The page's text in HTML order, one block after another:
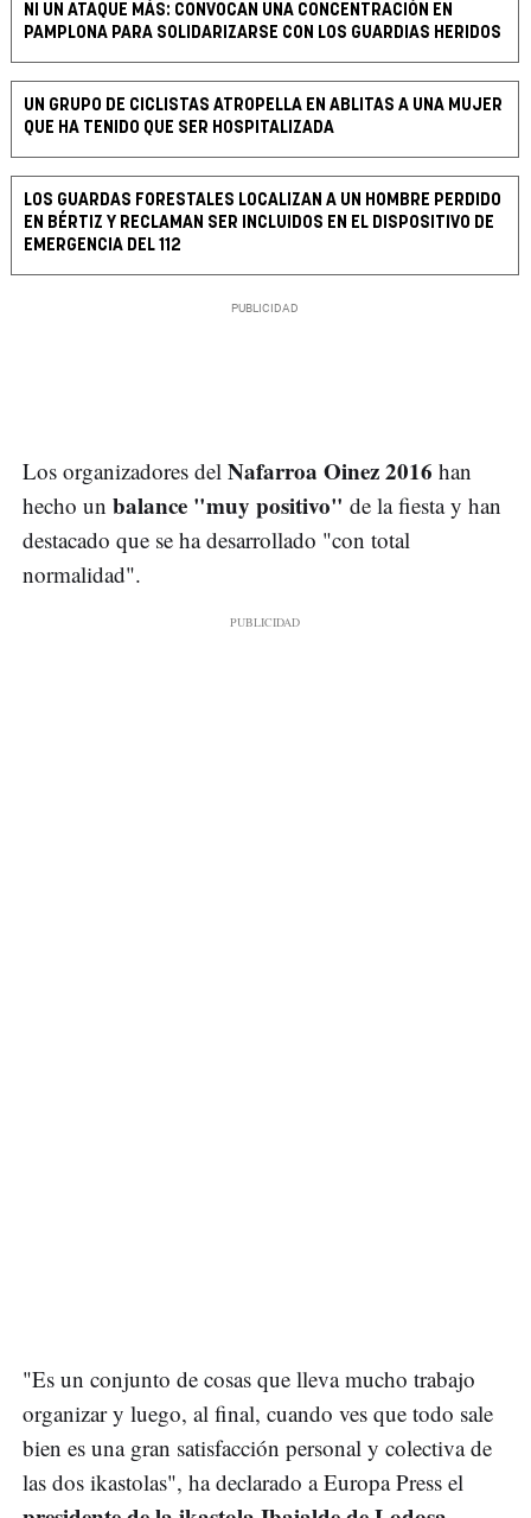
NI UN ATAQUE MÁS: CONVOCAN UNA CONCENTRACIÓN EN
PAMPLONA PARA SOLIDARIZARSE CON LOS GUARDIAS HERIDOS
UN GRUPO DE CICLISTAS ATROPELLA EN ABLITAS A UNA MUJER
QUE HA TENIDO QUE SER HOSPITALIZADA
LOS GUARDAS FORESTALES LOCALIZAN A UN HOMBRE PERDIDO
EN BÉRTIZ Y RECLAMAN SER INCLUIDOS EN EL DISPOSITIVO DE
EMERGENCIA DEL 112
Los organizadores del Nafarroa Oinez 2016 han
hecho un balance "muy positivo" de la fiesta y han
destacado que se ha desarrollado "con total
normalidad".
"Es un conjunto de cosas que lleva mucho trabajo
organizar y luego, al final, cuando ves que todo sale
bien es una gran satisfacción personal y colectiva de
las dos ikastolas", ha declarado a Europa Press el